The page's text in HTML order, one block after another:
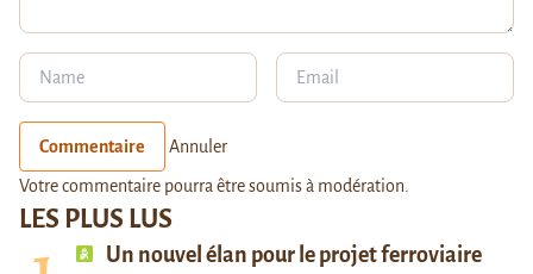
LES PLUS LUS
Un nouvel élan pour le projet ferroviaire
Commentaire Annuler
Votre commentaire pourra être soumis à modération.